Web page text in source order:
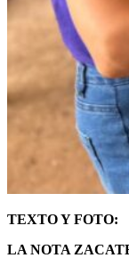
TEXTO Y FOTO:
LA NOTA